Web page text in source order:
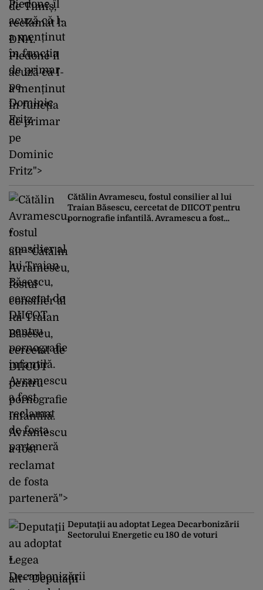
de Timiș,
reclamat la
DNA.
Piedone îl
acuză că l-
a menținut
în funcția
de primar
pe
Dominic
Fritz">
"
alt="Cătălin
Avramescu,
fostul
consilier al
lui Traian
Băsescu,
cercetat de
DIICOT
pentru
pornografie
infantilă.
Avramescu
a fost
reclamat
de fosta
parteneră">
Cătălin Avramescu, fostul consilier al lui
Traian Băsescu, cercetat de DIICOT pentru
pornografie infantilă. Avramescu a fost
"
alt="Deputaţii
Deputaţii au adoptat Legea Decarbonizării
Sectorului Energetic cu 180 de voturi